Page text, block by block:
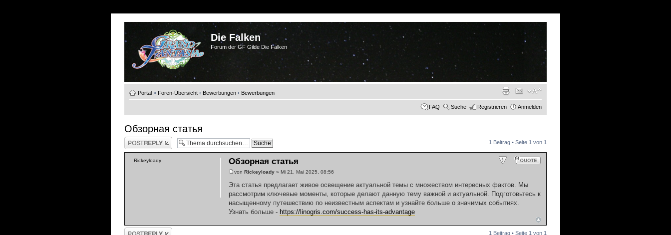
Die Falken
Forum der GF Gilde Die Falken
Portal » Foren-Übersicht ‹ Bewerbungen ‹ Bewerbungen
FAQ Suche Registrieren Anmelden
Обзорная статья
Antwort schreiben 1 Beitrag • Seite 1 von 1
Обзорная статья
von Rickeyloady» Mi 21. Mai 2025, 08:56
Эта статья предлагает живое освещение актуальной темы с множеством интересных фактов. Мы
рассмотрим ключевые моменты, которые делают данную тему важной и актуальной. Подготовьтесь к
насыщенному путешествию по неизвестным аспектам и узнайте больше о значимых событиях.
Узнать больше - https://linogris.com/success-has-its-advantage
Rickeyloady
Antwort schreiben 1 Beitrag • Seite 1 von 1